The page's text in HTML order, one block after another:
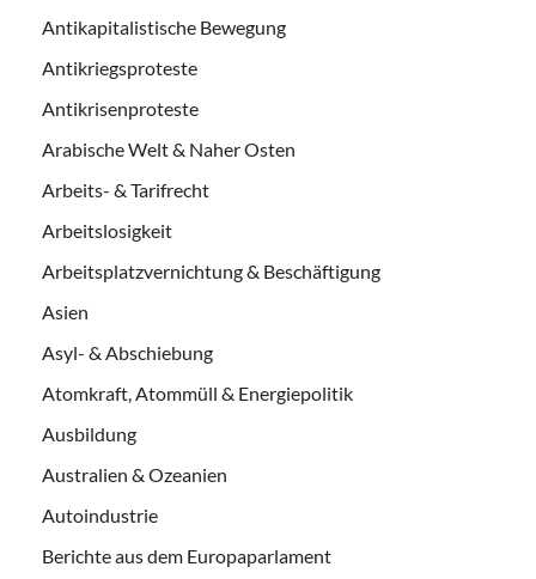
Antikapitalistische Bewegung
Antikriegsproteste
Antikrisenproteste
Arabische Welt & Naher Osten
Arbeits- & Tarifrecht
Arbeitslosigkeit
Arbeitsplatzvernichtung & Beschäftigung
Asien
Asyl- & Abschiebung
Atomkraft, Atommüll & Energiepolitik
Ausbildung
Australien & Ozeanien
Autoindustrie
Berichte aus dem Europaparlament